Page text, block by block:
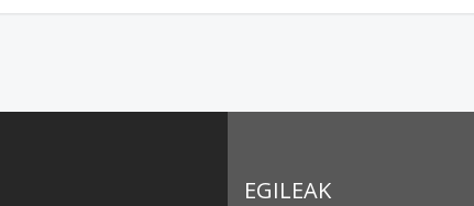
EGILEAK